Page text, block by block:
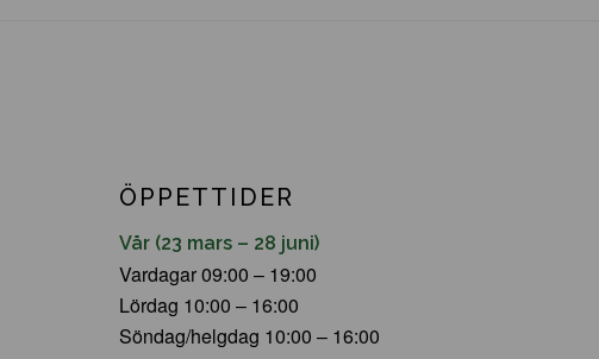
ÖPPETTIDER
Vår (23 mars – 28 juni)
Vardagar 09:00 – 19:00
Lördag 10:00 – 16:00
Söndag/helgdag 10:00 – 16:00